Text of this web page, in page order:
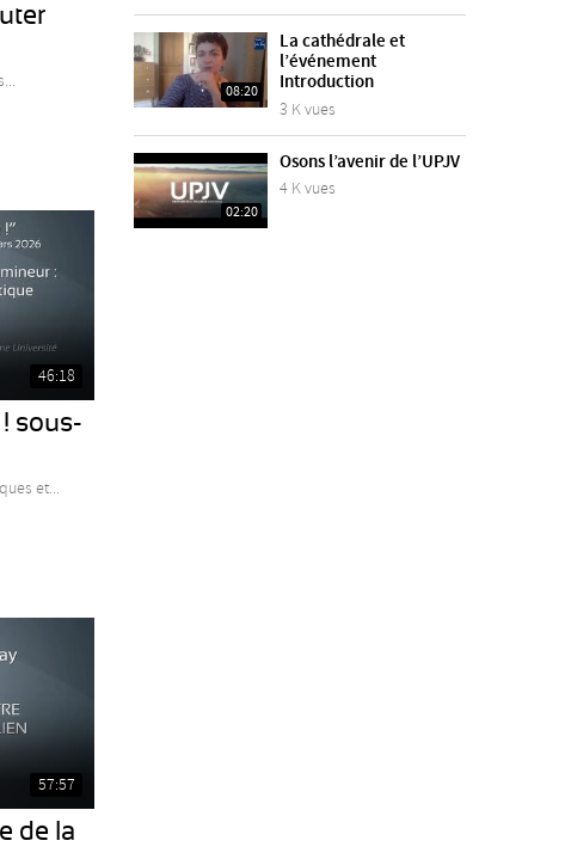
46:18
sous-
et...
57:57
de la
08:20
La cathédrale et
l’événement
Introduction
3 K vues
02:20
Osons l’avenir de l’UPJV
4 K vues